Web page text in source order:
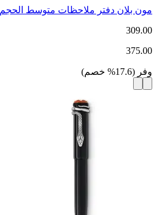
مون بلان دفتر ملاحظات متوسط ​​الحجم
309.00
375.00
وفر (
17.6
% خصم)